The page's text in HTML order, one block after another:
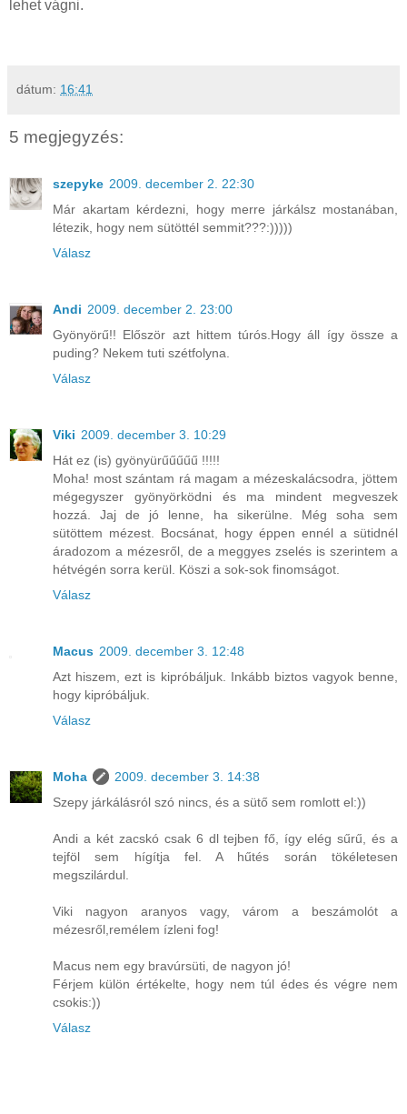
lehet vágni.
dátum: 16:41
5 megjegyzés:
szepyke 2009. december 2. 22:30
Már akartam kérdezni, hogy merre járkálsz mostanában,
létezik, hogy nem sütöttél semmit???:)))))
Válasz
Andi 2009. december 2. 23:00
Gyönyörű!! Először azt hittem túrós.Hogy áll így össze a
puding? Nekem tuti szétfolyna.
Válasz
Viki 2009. december 3. 10:29
Hát ez (is) gyönyürűűűűű !!!!!
Moha! most szántam rá magam a mézeskalácsodra, jöttem
mégegyszer gyönyörködni és ma mindent megveszek
hozzá. Jaj de jó lenne, ha sikerülne. Még soha sem
sütöttem mézest. Bocsánat, hogy éppen ennél a sütidnél
áradozom a mézesről, de a meggyes zselés is szerintem a
hétvégén sorra kerül. Köszi a sok-sok finomságot.
Válasz
Macus 2009. december 3. 12:48
Azt hiszem, ezt is kipróbáljuk. Inkább biztos vagyok benne,
hogy kipróbáljuk.
Válasz
Moha
2009. december 3. 14:38
Szepy járkálásról szó nincs, és a sütő sem romlott el:))
Andi a két zacskó csak 6 dl tejben fő, így elég sűrű, és a
tejföl sem hígítja fel. A hűtés során tökéletesen
megszilárdul.
Viki nagyon aranyos vagy, várom a beszámolót a
mézesről,remélem ízleni fog!
Macus nem egy bravúrsüti, de nagyon jó!
Férjem külön értékelte, hogy nem túl édes és végre nem
csokis:))
Válasz